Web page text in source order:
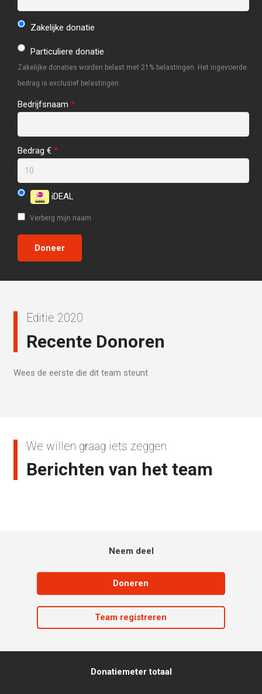
Zakelijke donatie
Particuliere donatie
Zakelijke donaties worden belast met 21% belastingen. Het ingevoerde
bedrag is exclusief belastingen.
Bedrijfsnaam *
Bedrag € *
iDEAL
Verberg mijn naam
Editie 2020
Recente Donoren
Wees de eerste die dit team steunt
We willen graag iets zeggen
Berichten van het team
Neem deel
Doneren
Team registreren
Donatiemeter totaal